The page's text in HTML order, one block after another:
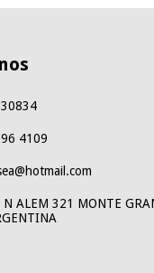
4109
N ALEM 321 MONTE